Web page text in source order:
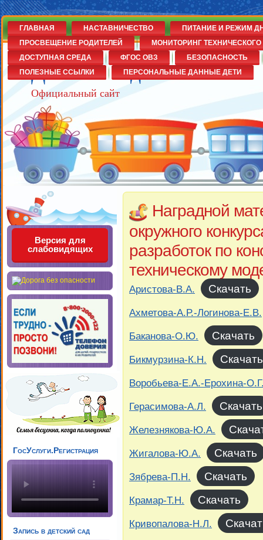
Детский сад№14
Официальный сайт
ГЛАВНАЯ НАСТАВНИЧЕСТВО
ПИТАНИЕ И РЕЖИМ
ПРОСВЕЩЕНИЕ РОДИТЕЛЕЙ
МОНИТОРИНГ
ДОСТУПНАЯ СРЕДА
ФГОС ОВЗ
БЕЗОПАСНОСТЬ
ПОЛЕЗНЫЕ ССЫЛКИ
ПЕРСОНАЛЬНЫЕ ДАННЫЕ ДЕТИ
Версия для
слабовидящих
ГосУслуги.Регистрация
Запись в детский сад
Наградной
окружного
разработок по
техническому
Аристова-В.А. Скачать
Ахметова-А.Р.-Логинова-Е.В.
Баканова-О.Ю.
Скачать
Бикмурзина-К.Н. Скачать
Воробьева-Е.А.-Ерохина-
Герасимова-А.Л.
Скачать
Железнякова-Ю.А.
Жигалова-Ю.А. Скачать
Зябрева-П.Н. Скачать
Крамар-Т.Н. Скачать
Кривопалова-Н.Л.